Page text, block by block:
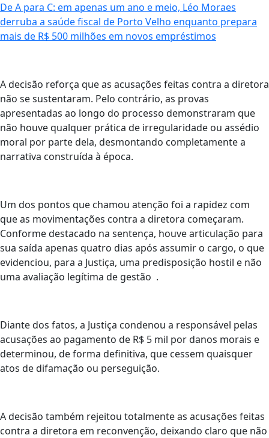
De A para C: em apenas um ano e meio, Léo Moraes
derruba a saúde fiscal de Porto Velho enquanto prepara
mais de R$ 500 milhões em novos empréstimos
A decisão reforça que as acusações feitas contra a diretora
não se sustentaram. Pelo contrário, as provas
apresentadas ao longo do processo demonstraram que
não houve qualquer prática de irregularidade ou assédio
moral por parte dela, desmontando completamente a
narrativa construída à época.
Um dos pontos que chamou atenção foi a rapidez com
que as movimentações contra a diretora começaram.
Conforme destacado na sentença, houve articulação para
sua saída apenas quatro dias após assumir o cargo, o que
evidenciou, para a Justiça, uma predisposição hostil e não
uma avaliação legítima de gestão .
Diante dos fatos, a Justiça condenou a responsável pelas
acusações ao pagamento de R$ 5 mil por danos morais e
determinou, de forma definitiva, que cessem quaisquer
atos de difamação ou perseguição.
A decisão também rejeitou totalmente as acusações feitas
contra a diretora em reconvenção, deixando claro que não